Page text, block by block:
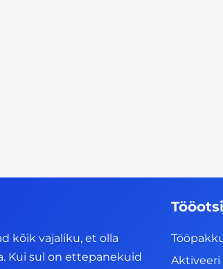
kõik vajaliku, et olla
Kui sul on ettepanekuid